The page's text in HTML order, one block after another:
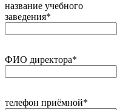
название учебного
заведения*
ФИО директора*
телефон приёмной*